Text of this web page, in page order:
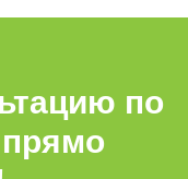
по
прямо